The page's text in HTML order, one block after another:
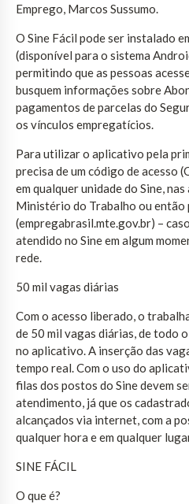
Emprego, Marcos Sussumo.
O Sine Fácil pode ser instalado
(disponível para o sistema
permitindo que as pessoas
busquem informações sobre
pagamentos de parcelas do
os vínculos empregatícios.
Para utilizar o aplicativo pela
precisa de um código de acesso
em qualquer unidade do Sine,
Ministério do Trabalho ou então
(empregabrasil.mte.gov.br) –
atendido no Sine em algum
rede.
50 mil vagas diárias
Com o acesso liberado, o
de 50 mil vagas diárias, de todo
no aplicativo. A inserção das
tempo real. Com o uso do
filas dos postos do Sine devem
atendimento, já que os
alcançados via internet, com a
qualquer hora e em qualquer
SINE FÁCIL
O que é?